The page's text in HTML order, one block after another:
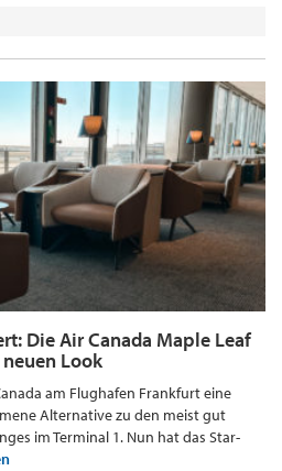
Die Air Canada Maple Leaf
Look
am Flughafen Frankfurt eine
Alternative zu den meist gut
im Terminal 1. Nun hat das Star-